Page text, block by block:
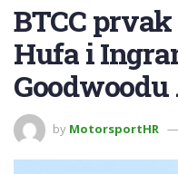
BTCC
Hufa i
Goodwoodu
by MotorsportHR